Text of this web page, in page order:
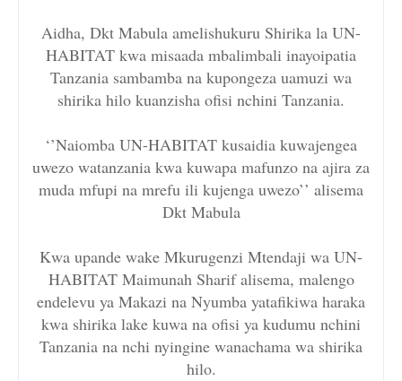
Aidha, Dkt Mabula amelishukuru Shirika la UN-
HABITAT kwa misaada mbalimbali inayoipatia
Tanzania sambamba na kupongeza uamuzi wa
shirika hilo kuanzisha ofisi nchini Tanzania.
‘’Naiomba UN-HABITAT kusaidia kuwajengea
uwezo watanzania kwa kuwapa mafunzo na ajira za
muda mfupi na mrefu ili kujenga uwezo’’ alisema
Dkt Mabula
Kwa upande wake Mkurugenzi Mtendaji wa UN-
HABITAT Maimunah Sharif alisema, malengo
endelevu ya Makazi na Nyumba yatafikiwa haraka
kwa shirika lake kuwa na ofisi ya kudumu nchini
Tanzania na nchi nyingine wanachama wa shirika
hilo.